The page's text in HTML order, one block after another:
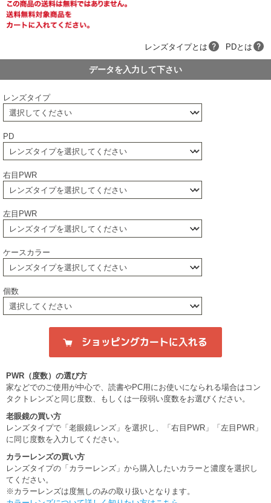
レンズタイプとは PDとは
データを入力して下さい
レンズタイプ
PD
右目PWR
左目PWR
ケースカラー
個数
PWR（度数）の選び方
家などでのご使用が中心で、読書やPC用にお使いになられる場合はコン
タクトレンズと同じ度数、もしくは一段弱い度数をお選びください。
老眼鏡の買い方
レンズタイプで「老眼鏡レンズ」を選択し、「右目PWR」「左目PWR」
に同じ度数を入力してください。
カラーレンズの買い方
レンズタイプの「カラーレンズ」から購入したいカラーと濃度を選択し
てください。
※カラーレンズは度無しのみの取り扱いとなります。